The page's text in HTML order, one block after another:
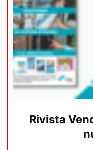
Rivista